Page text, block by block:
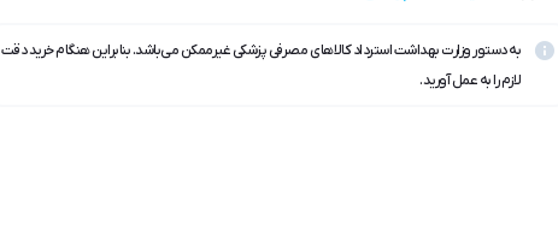
به دستور وزارت بهداشت استرداد کالاهای مصرفی پزشکی غیرممکن می‌باشد. بنابراین هنگام خرید دقت
لازم را به عمل آورید.